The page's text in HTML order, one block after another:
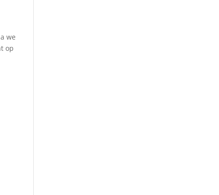
we
op